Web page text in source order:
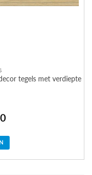
tegels met verdiepte